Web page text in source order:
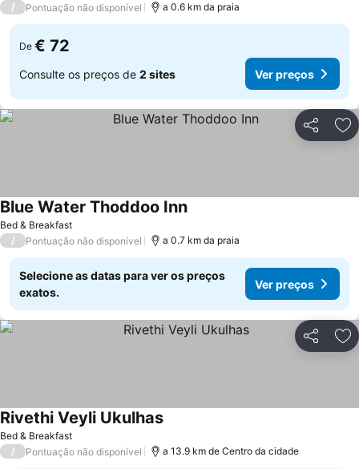
/ Pontuação não disponível a 0.6 km da praia
De € 72
Consulte os preços de 2 sites Ver preços
Partilhar
Bed & Breakfast
Blue Water Thoddoo InnVer preços
/ Pontuação não disponível a 0.7 km da praia
Selecione as datas para ver os preços
exatos.
Ver preços
Partilhar
Bed & Breakfast
Rivethi Veyli UkulhasVer preços
/ Pontuação não disponível a 13.9 km de Centro da cidade